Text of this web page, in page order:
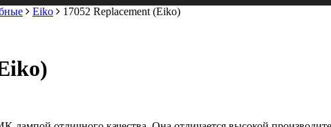
Eiko 17052 Replacement (Eiko)